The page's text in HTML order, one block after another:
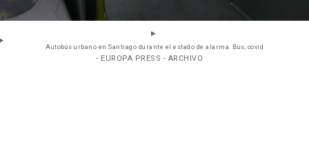
Autobús urbano en Santiago durante el estado de alarma. Bus, covid
- EUROPA PRESS - ARCHIVO